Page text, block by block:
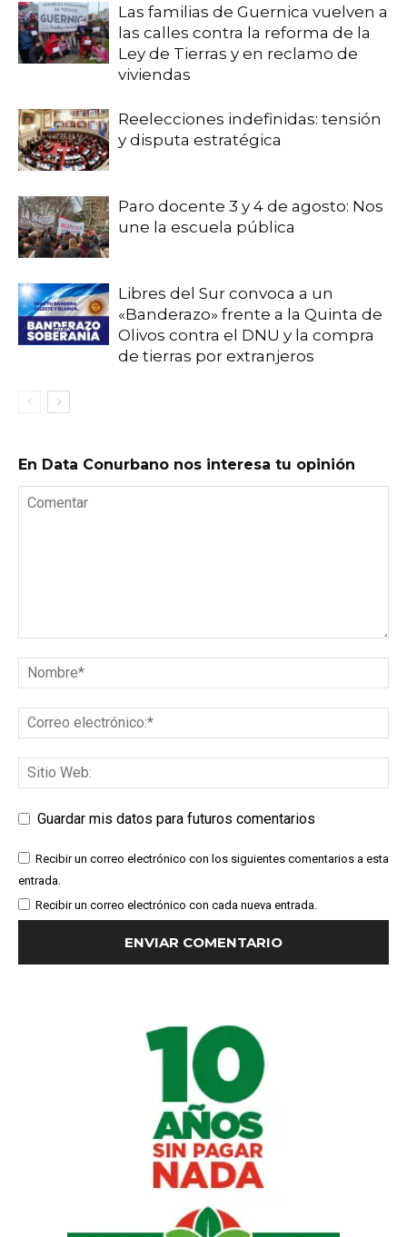
Las familias de Guernica vuelven a
las calles contra la reforma de la
Ley de Tierras y en reclamo de
viviendas
Reelecciones indefinidas: tensión
y disputa estratégica
Paro docente 3 y 4 de agosto: Nos
une la escuela pública
Libres del Sur convoca a un
«Banderazo» frente a la Quinta de
Olivos contra el DNU y la compra
de tierras por extranjeros
En Data Conurbano nos interesa tu opinión
Guardar mis datos para futuros comentarios
Recibir un correo electrónico con los siguientes comentarios a esta
entrada.
Recibir un correo electrónico con cada nueva entrada.